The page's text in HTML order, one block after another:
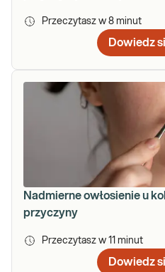
Przeczytasz w 8 minut
Dowiedz
Nadmierne owłosienie u
przyczyny
Przeczytasz w 11 minut
Dowiedz